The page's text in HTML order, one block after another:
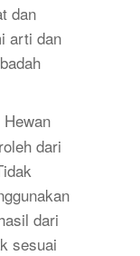
dan
arti dan
Hewan
dari
dari
sesuai